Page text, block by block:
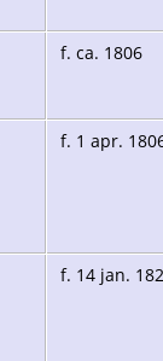
f. ca. 1806
f. 1 apr.
f. 14 jan.